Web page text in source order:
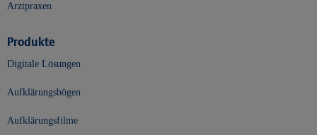
Arztpraxen
Produkte
Digitale Lösungen
Aufklärungsbögen
Aufklärungsfilme